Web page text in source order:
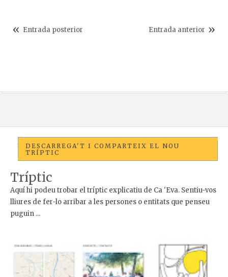
Entrada posterior Entrada anterior
DESCARREGA'T I COMPARTEIX EL NOU
TRÍPTIC
Tríptic
Aquí hi podeu trobar el tríptic explicatiu de Ca 'Eva. Sentiu-vos
lliures de fer-lo arribar a les persones o entitats que penseu
puguin ...